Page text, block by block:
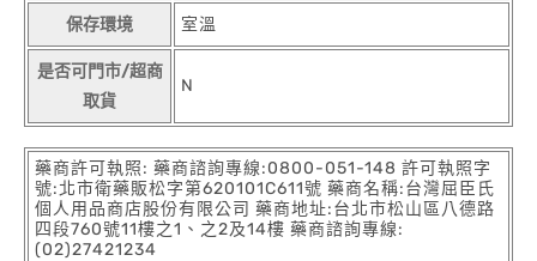
保存環境 室溫
是否可門市/超商
取貨
N
藥商許可執照: 藥商諮詢專線:0800-051-148 許可執照字
號:北市衛藥販松字第620101C611號 藥商名稱:台灣屈臣氏
個人用品商店股份有限公司 藥商地址:台北市松山區八德路
四段760號11樓之1、之2及14樓 藥商諮詢專線:
(02)27421234